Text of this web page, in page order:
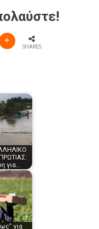
SHARES
για…
για